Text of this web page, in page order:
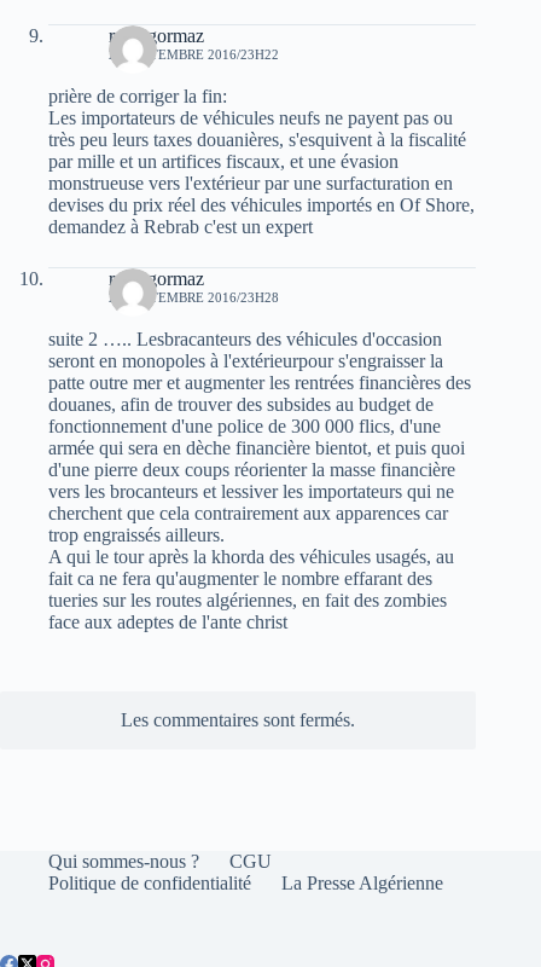
ryan gormaz
21 SEPTEMBRE 2016/23H22
prière de corriger la fin:
Les importateurs de véhicules neufs ne payent pas ou
très peu leurs taxes douanières, s'esquivent à la fiscalité
par mille et un artifices fiscaux, et une évasion
monstrueuse vers l'extérieur par une surfacturation en
devises du prix réel des véhicules importés en Of Shore,
demandez à Rebrab c'est un expert
ryan gormaz
21 SEPTEMBRE 2016/23H28
suite 2 ….. Lesbracanteurs des véhicules d'occasion
seront en monopoles à l'extérieurpour s'engraisser la
patte outre mer et augmenter les rentrées financières des
douanes, afin de trouver des subsides au budget de
fonctionnement d'une police de 300 000 flics, d'une
armée qui sera en dèche financière bientot, et puis quoi
d'une pierre deux coups réorienter la masse financière
vers les brocanteurs et lessiver les importateurs qui ne
cherchent que cela contrairement aux apparences car
trop engraissés ailleurs.
A qui le tour après la khorda des véhicules usagés, au
fait ca ne fera qu'augmenter le nombre effarant des
tueries sur les routes algériennes, en fait des zombies
face aux adeptes de l'ante christ
Les commentaires sont fermés.
Qui sommes-nous ?
CGU
Politique de confidentialité
La Presse Algérienne